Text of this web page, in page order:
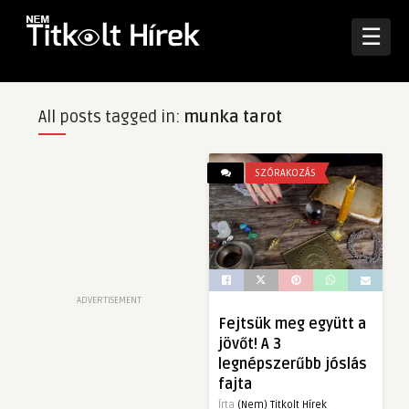
☰
All posts tagged in: munka tarot
ADVERTISEMENT
SZÓRAKOZÁS
Fejtsük meg együtt a
jövőt! A 3
legnépszerűbb jóslás
fajta
Írta (Nem) Titkolt Hírek